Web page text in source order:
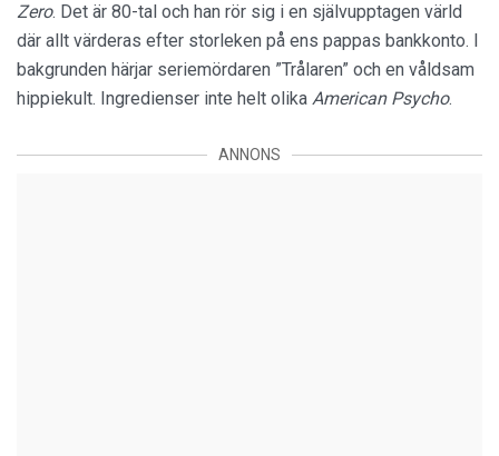
Zero. Det är 80-tal och han rör sig i en självupptagen värld
där allt värderas efter storleken på ens pappas bankkonto. I
bakgrunden härjar seriemördaren ”Trålaren” och en våldsam
hippiekult. Ingredienser inte helt olika American Psycho.
ANNONS